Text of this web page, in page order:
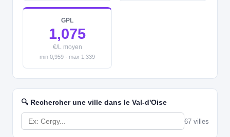
GPL
1,075
€/L moyen
min 0,959 · max 1,339
🔍 Rechercher une ville dans le Val-d'Oise
67 villes